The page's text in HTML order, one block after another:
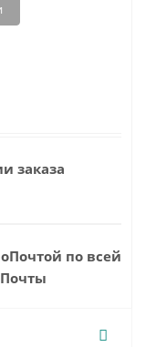
заказа
по всей